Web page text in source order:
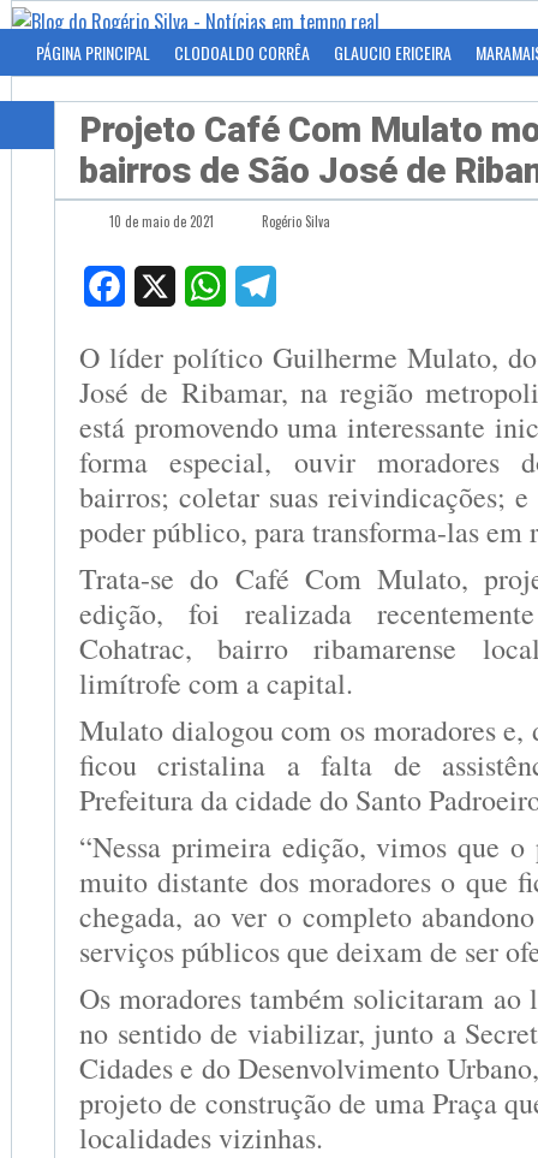
PÁGINA PRINCIPAL CLODOALDO CORRÊA GLAUCIO ERICEIRA
Projeto Café Com Mulato
bairros de São José de
10 de maio de 2021 Rogério Silva
Facebook WhatsApp
O líder político Guilherme Mulato,
José de Ribamar, na região
está promovendo uma interessante
forma especial, ouvir moradores
bairros; coletar suas reivindicações;
poder público, para transforma-las em
Trata-se do Café Com Mulato,
edição, foi realizada
Cohatrac, bairro ribamarense
limítrofe com a capital.
Mulato dialogou com os moradores e,
ficou cristalina a falta de
Prefeitura da cidade do Santo
“Nessa primeira edição, vimos que
muito distante dos moradores o que
chegada, ao ver o completo
serviços públicos que deixam de ser
Os moradores também solicitaram
no sentido de viabilizar, junto a
Cidades e do Desenvolvimento
projeto de construção de uma Praça
localidades vizinhas.